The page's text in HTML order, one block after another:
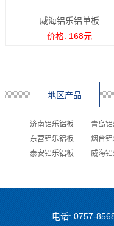
威海铝乐铝单板
价格: 168元
地区产品
济南铝乐铝板 青岛
东营铝乐铝板
烟台
泰安铝乐铝板
威海
电话: 0757-